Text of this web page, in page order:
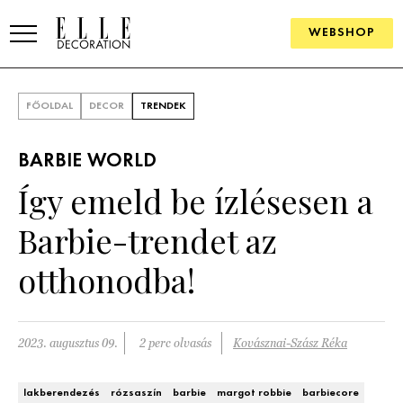
WEBSHOP
SZOBÁK
Konyha
Fürdőszoba
Nappali
ÖTLETEK
Szállodák és vendégházak WEBSHOP
FŐOLDAL DECOR TRENDEK
BARBIE WORLD
Így emeld be ízlésesen a
Barbie-trendet az
otthonodba!
2023. augusztus 09. 2 perc olvasás Kovásznai-Szász Réka
lakberendezés rózsaszín barbie margot robbie
barbiecore